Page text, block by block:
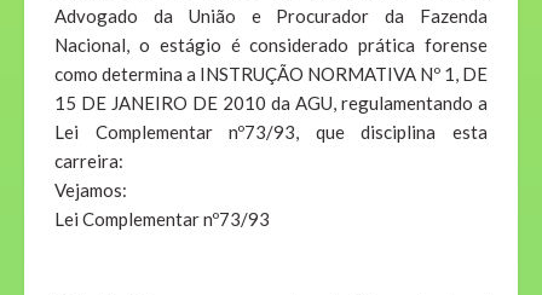
Advogado da União e Procurador da Fazenda
Nacional, o estágio é considerado prática forense
como determina a INSTRUÇÃO NORMATIVA Nº 1, DE
15 DE JANEIRO DE 2010 da AGU, regulamentando a
Lei Complementar nº73/93, que disciplina esta
carreira:
Vejamos:
Lei Complementar nº73/93